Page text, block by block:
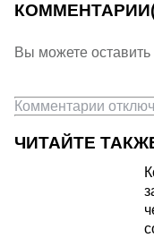
КОММЕНТАРИИ
Вы можете
Комментарии
ЧИТАЙТЕ